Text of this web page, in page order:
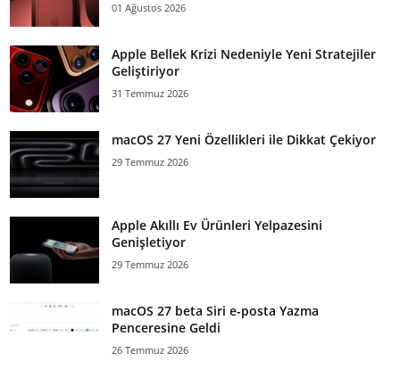
01 Ağustos 2026
Apple Bellek Krizi Nedeniyle Yeni Stratejiler
Geliştiriyor
31 Temmuz 2026
macOS 27 Yeni Özellikleri ile Dikkat Çekiyor
29 Temmuz 2026
Apple Akıllı Ev Ürünleri Yelpazesini
Genişletiyor
29 Temmuz 2026
macOS 27 beta Siri e-posta Yazma
Penceresine Geldi
26 Temmuz 2026